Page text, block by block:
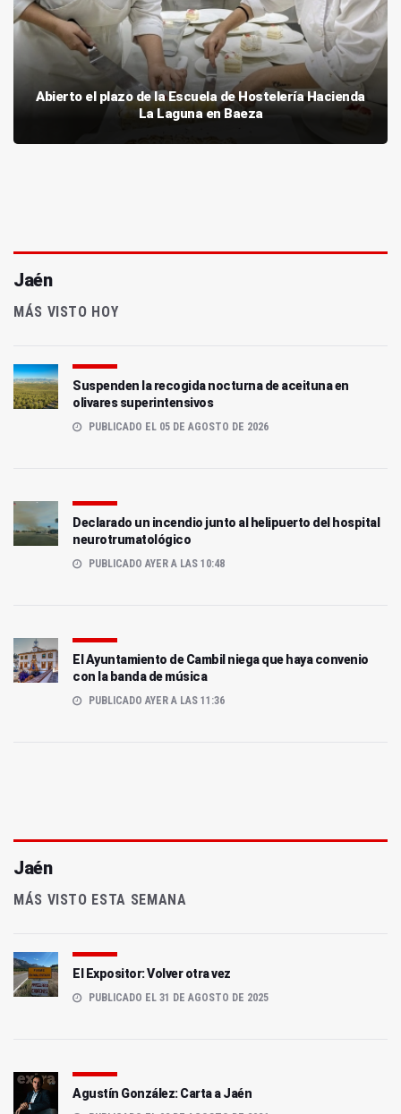
Abierto el plazo de la Escuela de Hostelería Hacienda
La Laguna en Baeza
Jaén
MÁS VISTO HOY
Suspenden la recogida nocturna de aceituna en
olivares superintensivos
PUBLICADO EL 05 DE AGOSTO DE 2026
Declarado un incendio junto al helipuerto del hospital
neurotrumatológico
PUBLICADO AYER A LAS 10:48
El Ayuntamiento de Cambil niega que haya convenio
con la banda de música
PUBLICADO AYER A LAS 11:36
Jaén
MÁS VISTO ESTA SEMANA
El Expositor: Volver otra vez
PUBLICADO EL 31 DE AGOSTO DE 2025
Agustín González: Carta a Jaén